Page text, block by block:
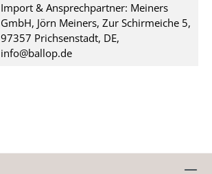
Import & Ansprechpartner: Meiners
GmbH, Jörn Meiners, Zur Schirmeiche 5,
97357 Prichsenstadt, DE,
info@ballop.de